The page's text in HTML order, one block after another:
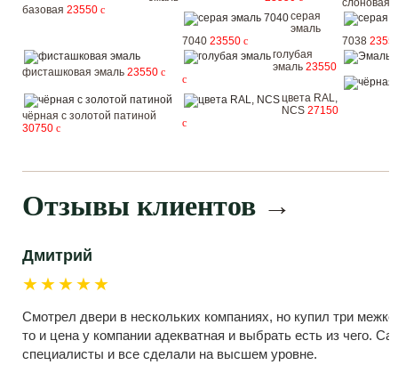
базовая 23550 c
слоновая
серая
эмаль
7040 23550 c 7038
фисташковая эмаль 23550 c
голубая
эмаль 23550
c
чёрная с золотой патиной
30750 c
цвета RAL,
NCS 27150
c
Отзывы клиентов →
Дмитрий
★★★★★
Смотрел двери в нескольких компаниях, но купил три
то и цена у компании адекватная и выбрать есть из чего.
специалисты и все сделали на высшем уровне.